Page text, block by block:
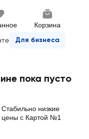
Корзина
Для бизнеса
пока пусто
Стабильно низкие
цены с Картой №1